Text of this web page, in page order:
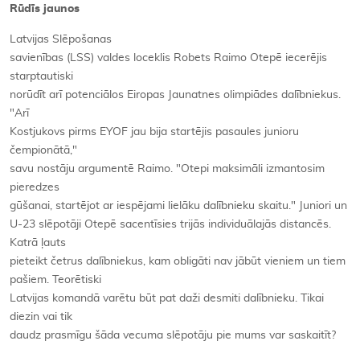
Rūdīs jaunos
Latvijas Slēpošanas
savienības (LSS) valdes loceklis Robets Raimo Otepē iecerējis
starptautiski
norūdīt arī potenciālos Eiropas Jaunatnes olimpiādes dalībniekus.
"Arī
Kostjukovs pirms EYOF jau bija startējis pasaules junioru
čempionātā,"
savu nostāju argumentē Raimo. "Otepi maksimāli izmantosim
pieredzes
gūšanai, startējot ar iespējami lielāku dalībnieku skaitu." Juniori un
U-23 slēpotāji Otepē sacentīsies trijās individuālajās distancēs.
Katrā ļauts
pieteikt četrus dalībniekus, kam obligāti nav jābūt vieniem un tiem
pašiem. Teorētiski
Latvijas komandā varētu būt pat daži desmiti dalībnieku. Tikai
diezin vai tik
daudz prasmīgu šāda vecuma slēpotāju pie mums var saskaitīt?